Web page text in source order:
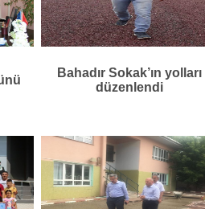
Bahadır Sokak’ın yolları
düzenlendi